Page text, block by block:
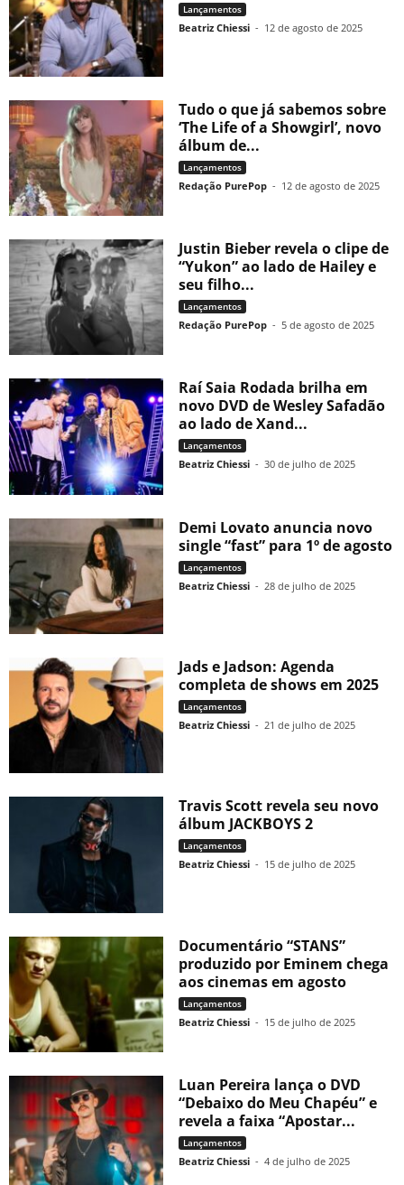
Lançamentos
Beatriz Chiessi - 12 de agosto de 2025
Tudo o que já sabemos sobre
‘The Life of a Showgirl’, novo
álbum de...
Lançamentos
Redação PurePop - 12 de agosto de 2025
Justin Bieber revela o clipe de
“Yukon” ao lado de Hailey e
seu filho...
Lançamentos
Redação PurePop - 5 de agosto de 2025
Raí Saia Rodada brilha em
novo DVD de Wesley Safadão
ao lado de Xand...
Lançamentos
Beatriz Chiessi - 30 de julho de 2025
Demi Lovato anuncia novo
single “fast” para 1º de agosto
Lançamentos
Beatriz Chiessi - 28 de julho de 2025
Jads e Jadson: Agenda
completa de shows em 2025
Lançamentos
Beatriz Chiessi - 21 de julho de 2025
Travis Scott revela seu novo
álbum JACKBOYS 2
Lançamentos
Beatriz Chiessi - 15 de julho de 2025
Documentário “STANS”
produzido por Eminem chega
aos cinemas em agosto
Lançamentos
Beatriz Chiessi - 15 de julho de 2025
Luan Pereira lança o DVD
“Debaixo do Meu Chapéu” e
revela a faixa “Apostar...
Lançamentos
Beatriz Chiessi - 4 de julho de 2025